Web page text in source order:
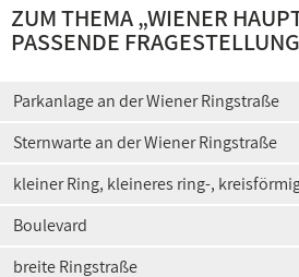
ZUM THEMA „WIENER
PASSENDE
Parkanlage an der Wiener Ringstraße
Sternwarte an der Wiener Ringstraße
kleiner Ring, kleineres ring-,
Boulevard
breite Ringstraße